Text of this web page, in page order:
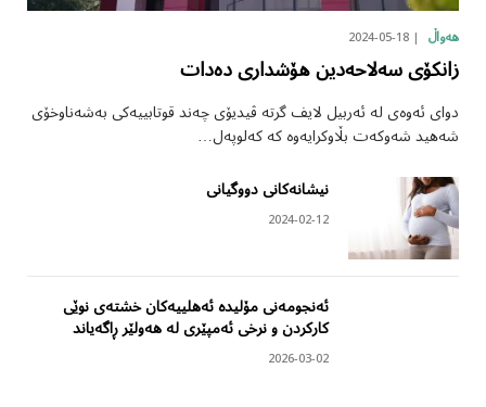
هەواڵ 2024-05-18
زانکۆی سەلاحەدین هۆشداری دەدات
دوای ئەوەی لە ئەربیل لایف گرتە ڤیدیۆی چەند قوتابییەکی بەشەناوخۆی
شەهید شەوکەت بڵاوکرایەوە کە کەلوپەل…
نیشانەکانی دووگیانی
2024-02-12
ئەنجومەنی مۆلیدە ئەهلییەکان خشتەی نوێی
کارکردن و نرخی ئەمپێری لە هەولێر ڕاگەیاند
2026-03-02